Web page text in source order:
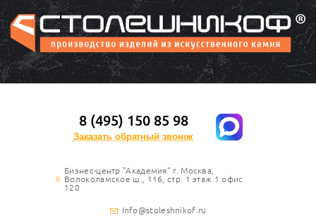
8 (495) 150 85 98
Заказать обратный звонок
Бизнес-центр "Академия" г. Москва,
Волоколамское ш., 116, стр. 1 этаж 1 офис
120
Info@stoleshnikof.ru